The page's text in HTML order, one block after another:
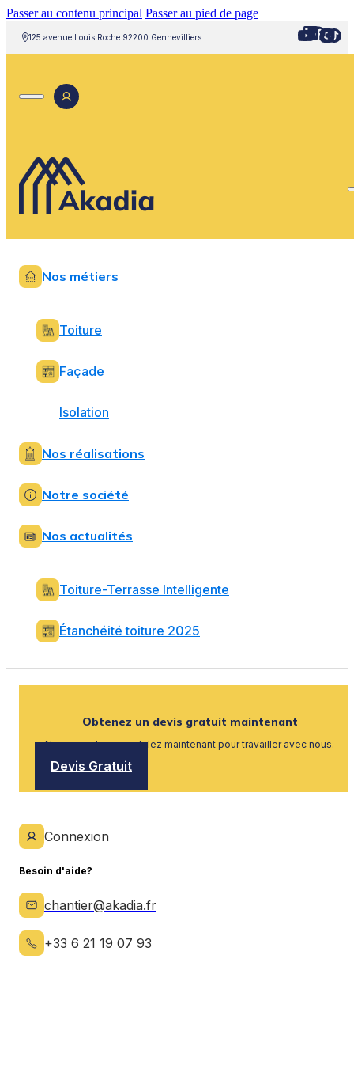
Passer au contenu principal Passer au pied de page
125 avenue Louis Roche 92200 Gennevilliers
Nos métiers
Toiture
Façade
Isolation
Nos réalisations
Notre société
Nos actualités
Toiture-Terrasse Intelligente
Étanchéité toiture 2025
Obtenez un devis gratuit maintenant
Nous recrutons, postulez maintenant pour travailler avec nous.
Devis Gratuit
Connexion
Besoin d'aide?
chantier@akadia.fr
+33 6 21 19 07 93